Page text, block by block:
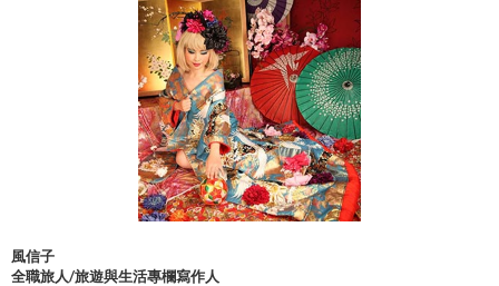
風信子
全職旅人/旅遊與生活專欄寫作人